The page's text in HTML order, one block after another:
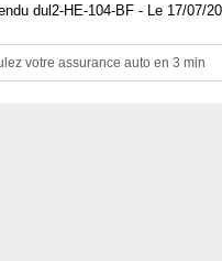
dul2-HE-104-BF - Le 17/07/
votre assurance auto en 3 min